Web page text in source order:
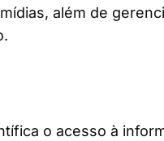
além de
o acesso à